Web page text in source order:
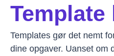
Templates gør det nemt
dine opgaver. Uanset om